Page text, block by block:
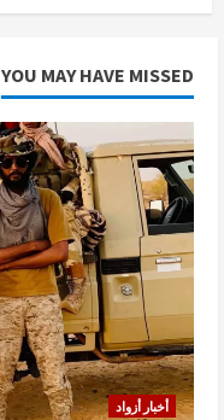
YOU MAY HAVE MISSED
أخبار أزواد